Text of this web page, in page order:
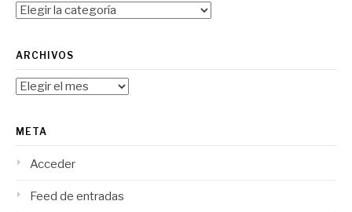
Categorías
ARCHIVOS
Archivos
META
Acceder
Feed de entradas